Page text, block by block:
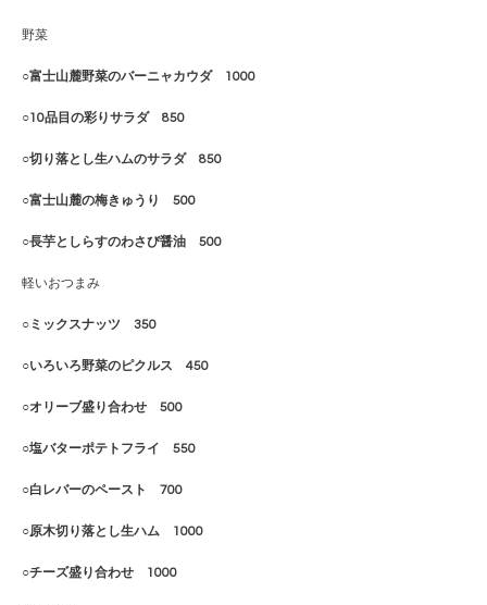
野菜
○富士山麓野菜のバーニャカウダ 1000
○10品目の彩りサラダ 850
○切り落とし生ハムのサラダ 850
○富士山麓の梅きゅうり 500
○長芋としらすのわさび醤油 500
軽いおつまみ
○ミックスナッツ 350
○いろいろ野菜のピクルス 450
○オリーブ盛り合わせ 500
○塩バターポテトフライ 550
○白レバーのペースト 700
○原木切り落とし生ハム 1000
○チーズ盛り合わせ 1000